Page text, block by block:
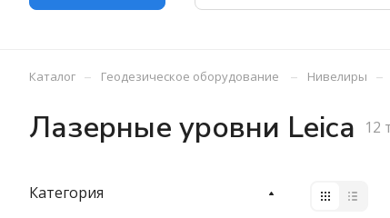
Каталог – Геодезическое оборудование – Нивелиры –
Лазерные уровни Leica 12
Категория